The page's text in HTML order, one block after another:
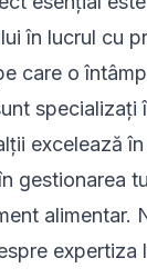
în lucrul cu
care o
specializați
excelează
gestionarea
alimentar.
expertiza